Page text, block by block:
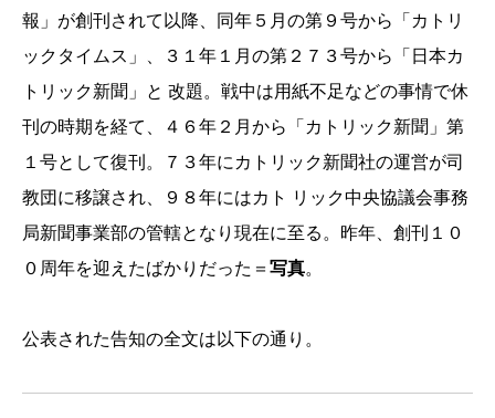
報」が創刊されて以降、同年５月の第９号から「カトリ
ックタイムス」、３１年１月の第２７３号から「日本カ
トリック新聞」と 改題。戦中は用紙不足などの事情で休
刊の時期を経て、４６年２月から「カトリック新聞」第
１号として復刊。７３年にカトリック新聞社の運営が司
教団に移譲され、９８年にはカト リック中央協議会事務
局新聞事業部の管轄となり現在に至る。昨年、創刊１０
０周年を迎えたばかりだった＝ 写真。
公表された告知の全文は以下の通り。